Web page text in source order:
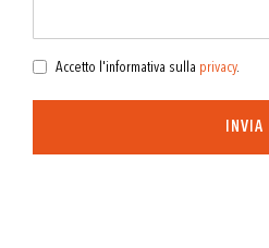
Accetto l'informativa sulla privacy.
INVIA